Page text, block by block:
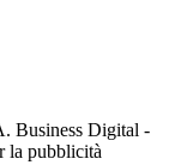
Business Digital -
la pubblicità